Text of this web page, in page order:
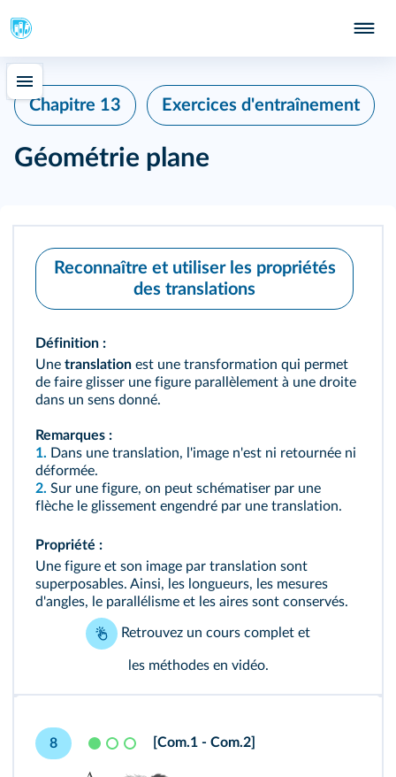
Chapitre 13 Exercices d'entraînement
Géométrie plane
Reconnaître et utiliser les propriétés
des translations
Définition :
Une translation est une transformation qui permet
de faire glisser une figure parallèlement à une droite
dans un sens donné.
Remarques :
1. Dans une translation, l'image n'est ni retournée ni
déformée.
2. Sur une figure, on peut schématiser par une
flèche le glissement engendré par une translation.
Propriété :
Une figure et son image par translation sont
superposables. Ainsi, les longueurs, les mesures
d'angles, le parallélisme et les aires sont conservés.
Retrouvez un cours complet et
les méthodes en vidéo.
8 [Com.1 - Com.2]